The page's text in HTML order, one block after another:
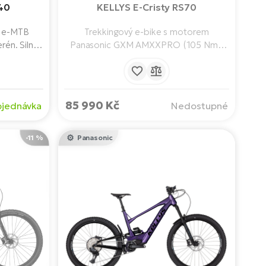
MTB
Silný
na
KELLYS E-Cristy RS70
Trekkingový e-bike s motorem
Panasonic GXM AMXXPRO (105 Nm),
až 200 km. Komfortní geometrie,
bez nutnosti úprav.
85 990 Kč Nedostupné
-11 % Panasonic